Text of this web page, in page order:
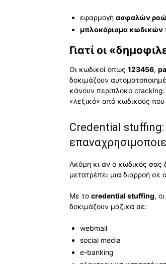
εφαρμογή ασφαλών
μπλοκάρισμα κωδικών
Γιατί οι
Οι κωδικοί όπως 123456,
δοκιμάζουν
κάνουν περίπλοκο
«λεξικό» από κωδικούς που
Credential
Ακόμη κι αν ο κωδικός σας
μετατρέπει μια διαρροή σε
Με το credential stuffing,
δοκιμάζουν μαζικά σε:
webmail
social media
e-banking